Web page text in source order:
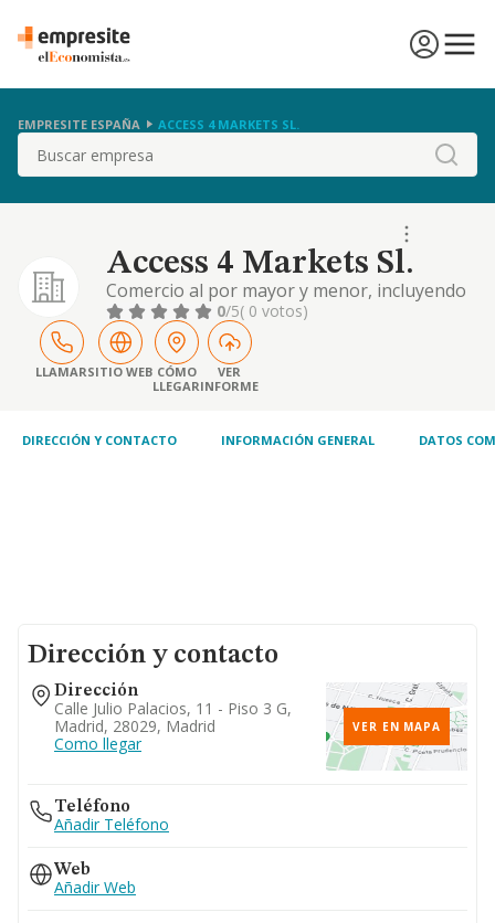
EMPRESITE ESPAÑA ACCESS 4 MARKETS SL.
Buscar
Access 4 Markets Sl.
Comercio al por mayor y menor, incluyendo
la exportacion e importacion de toda clase
de objetos de relojeria y joyeria. la
compraventa de fincas rusticas y urbanas,
importacion y exportacion, compraventa y
comercio incluso internet de materiales de
0/5( 0 votos)
LLAMARSITIO WEB CÓMO
LLEGAR
VER
INFORME
DIRECCIÓN Y CONTACTO INFORMACIÓN GENERAL DATOS
Dirección y contacto
Dirección
Calle Julio Palacios, 11 - Piso 3 G,
Madrid, 28029, Madrid
Como llegar
VER EN MAPA
Teléfono
Añadir Teléfono
Web
Añadir Web